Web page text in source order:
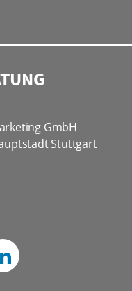
GmbH
Stuttgart